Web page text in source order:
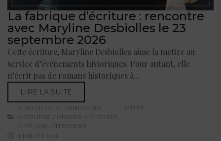
La fabrique d’écriture : rencontre
avec Maryline Desbiolles le 23
septembre 2026
Cette écriture, Maryline Desbiolles aime la mettre au
service d’événements historiques. Pour autant, elle
n’écrit pas de romans historiques à...
LIRE LA SUITE
ACTU DU LIVRE
ANIMATEURS
D'ATELIERS CONSEILS D'ÉCRITURE
ÉCRIVAINS INTERVIEWS
15 JUILLET 2026
SHARE: